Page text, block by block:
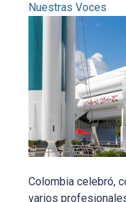
Nuestras Voces
Colombia celebró,
varios